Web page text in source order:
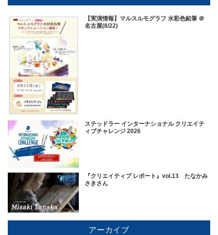
【実演情報】マルスルモグラフ 水彩色鉛筆 ＠
名古屋(8/22)
ステッドラー インターナショナル クリエイテ
ィブチャレンジ 2026
『クリエイティブ レポート』vol.13 たなかみ
さきさん
アーカイブ